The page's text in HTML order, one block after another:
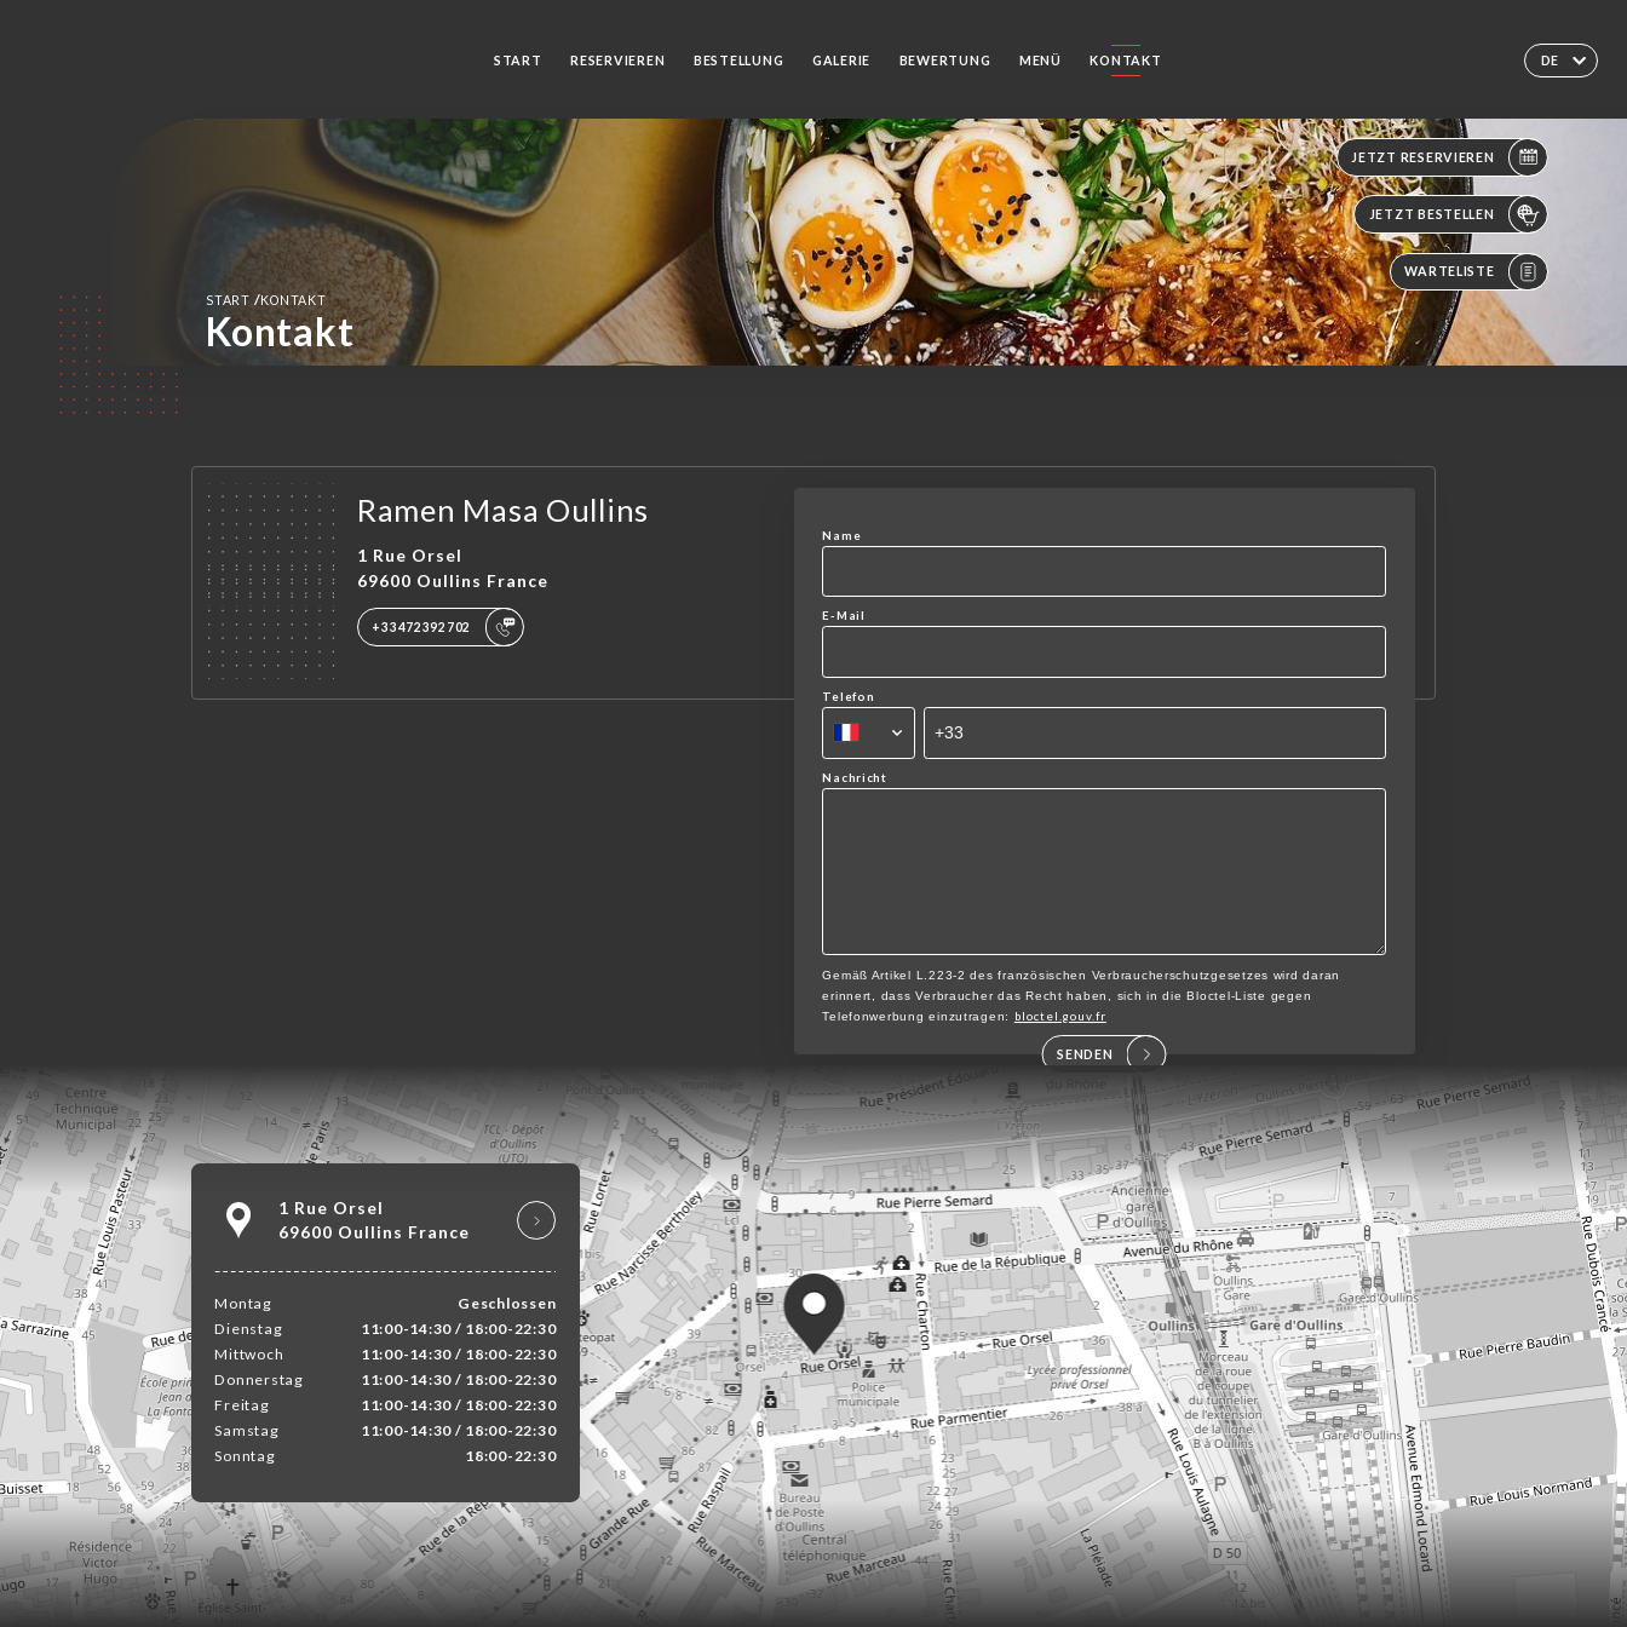
DE
START RESERVIEREN BESTELLUNG GALERIE BEWERTUNG MENÜ KONTAKT
JETZT RESERVIEREN
JETZT BESTELLEN
WARTELISTE
START /KONTAKT
Kontakt
Ramen Masa Oullins
1 Rue Orsel
69600 Oullins France
+33472392702
Name
E-Mail
Telefon
Nachricht
Gemäß Artikel L.223-2 des französischen Verbraucherschutzgesetzes wird daran
erinnert, dass Verbraucher das Recht haben, sich in die Bloctel-Liste gegen
Telefonwerbung einzutragen:
bloctel.gouv.fr
SENDEN
1 Rue Orsel
69600 Oullins France
Montag
Geschlossen
Dienstag
11:00-14:30 / 18:00-22:30
Mittwoch
11:00-14:30 / 18:00-22:30
Donnerstag
11:00-14:30 / 18:00-22:30
Freitag
11:00-14:30 / 18:00-22:30
Samstag
11:00-14:30 / 18:00-22:30
Sonntag
18:00-22:30